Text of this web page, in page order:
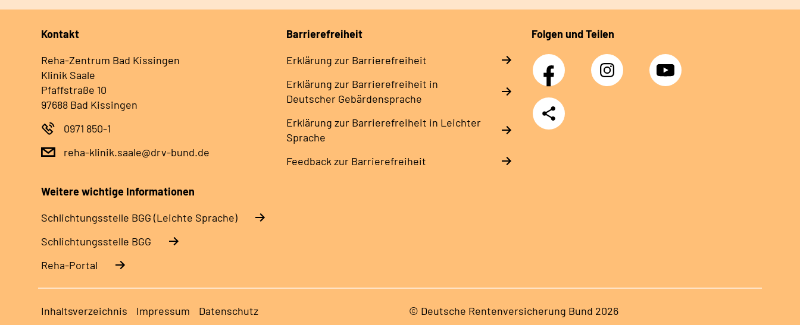
Kontakt
Reha-Zentrum Bad Kissingen
Klinik Saale
Pfaffstraße 10
97688 Bad Kissingen
0971 850-1
reha-klinik.saale@drv-bund.de
Barrierefreiheit
Erklärung zur Barrierefreiheit
Erklärung zur Barrierefreiheit in
Deutscher Gebärdensprache
Erklärung zur Barrierefreiheit in Leichter
Sprache
Feedback zur Barrierefreiheit
Folgen und Teilen
Facebook Instagram YouTube
Teilen
Weitere wichtige Informationen
Schlich­tungs­stel­le BGG (Leichte Sprache)
Schlich­tungs­stel­le BGG
Reha-Portal
Inhaltsverzeichnis Impressum Datenschutz © Deutsche Rentenversicherung Bund 2026